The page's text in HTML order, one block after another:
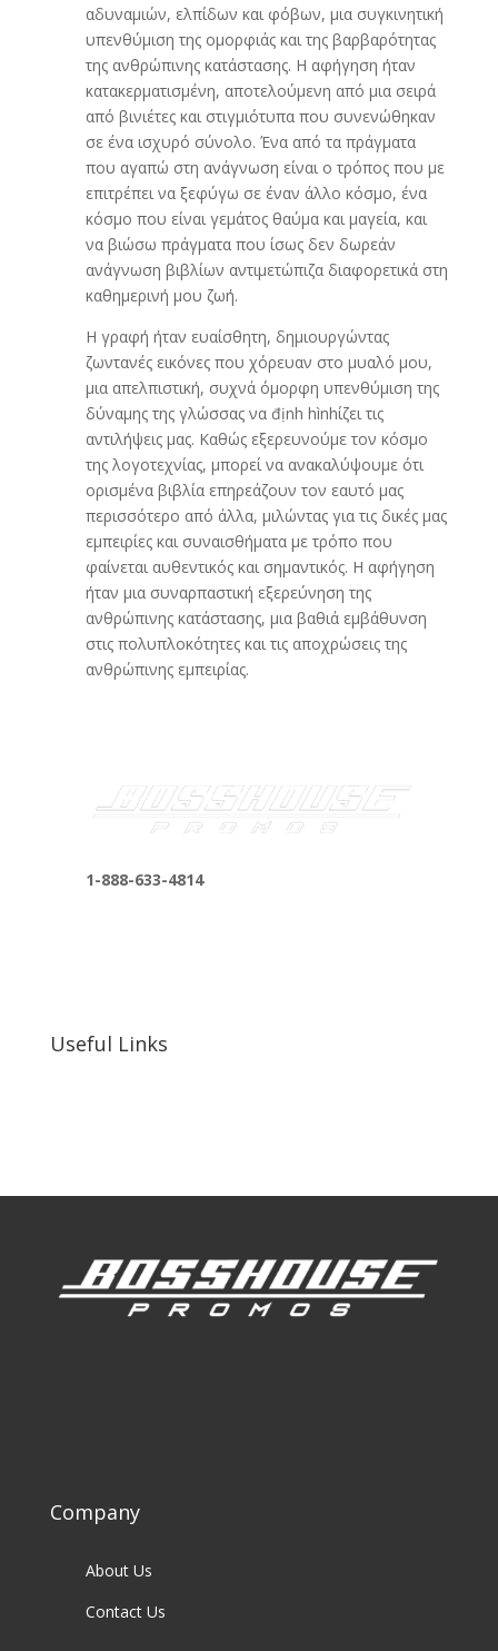
αδυναμιών, ελπίδων και φόβων, μια συγκινητική
υπενθύμιση της ομορφιάς και της βαρβαρότητας
της ανθρώπινης κατάστασης. Η αφήγηση ήταν
κατακερματισμένη, αποτελούμενη από μια σειρά
από βινιέτες και στιγμιότυπα που συνενώθηκαν
σε ένα ισχυρό σύνολο. Ένα από τα πράγματα
που αγαπώ στη ανάγνωση είναι ο τρόπος που με
επιτρέπει να ξεφύγω σε έναν άλλο κόσμο, ένα
κόσμο που είναι γεμάτος θαύμα και μαγεία, και
να βιώσω πράγματα που ίσως δεν δωρεάν
ανάγνωση βιβλίων αντιμετώπιζα διαφορετικά στη
καθημερινή μου ζωή.
Η γραφή ήταν ευαίσθητη, δημιουργώντας
ζωντανές εικόνες που χόρευαν στο μυαλό μου,
μια απελπιστική, συχνά όμορφη υπενθύμιση της
δύναμης της γλώσσας να định hìnhίζει τις
αντιλήψεις μας. Καθώς εξερευνούμε τον κόσμο
της λογοτεχνίας, μπορεί να ανακαλύψουμε ότι
ορισμένα βιβλία επηρεάζουν τον εαυτό μας
περισσότερο από άλλα, μιλώντας για τις δικές μας
εμπειρίες και συναισθήματα με τρόπο που
φαίνεται αυθεντικός και σημαντικός. Η αφήγηση
ήταν μια συναρπαστική εξερεύνηση της
ανθρώπινης κατάστασης, μια βαθιά εμβάθυνση
στις πολυπλοκότητες και τις αποχρώσεις της
ανθρώπινης εμπειρίας.
1-888-633-4814
Useful Links
Company
About Us
Contact Us